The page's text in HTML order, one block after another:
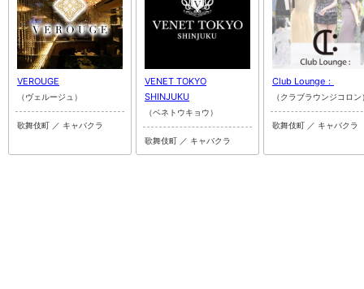
VEROUGE
（ヴェルージュ）
歌舞伎町 ／ キャバクラ
VENET TOKYO
SHINJUKU
（ベネトウキョウ）
歌舞伎町 ／ キャバクラ
Club Lounge：
（クラブラウンジコロン
歌舞伎町 ／ キャバクラ